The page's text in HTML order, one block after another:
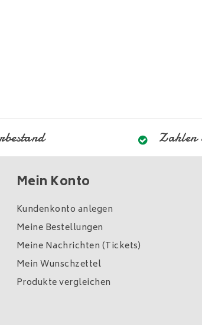
Zahlen
Mein Konto
Kundenkonto anlegen
Meine Bestellungen
Meine Nachrichten (Tickets)
Mein Wunschzettel
Produkte vergleichen